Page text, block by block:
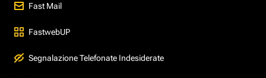
Fast Mail
FastwebUP
Segnalazione Telefonate Indesiderate